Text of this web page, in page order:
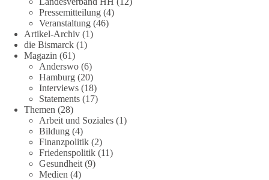
Pressemitteilung (4)
Veranstaltung (46)
Artikel-Archiv (1)
die Bismarck (1)
Magazin (61)
Anderswo (6)
Hamburg (20)
Interviews (18)
Statements (17)
Themen (28)
Arbeit und Soziales (1)
Bildung (4)
Finanzpolitik (2)
Friedenspolitik (11)
Gesundheit (9)
Medien (4)